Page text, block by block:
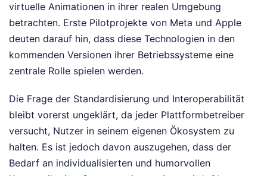
virtuelle Animationen in ihrer realen Umgebung
betrachten. Erste Pilotprojekte von Meta und Apple
deuten darauf hin, dass diese Technologien in den
kommenden Versionen ihrer Betriebssysteme eine
zentrale Rolle spielen werden.
Die Frage der Standardisierung und Interoperabilität
bleibt vorerst ungeklärt, da jeder Plattformbetreiber
versucht, Nutzer in seinem eigenen Ökosystem zu
halten. Es ist jedoch davon auszugehen, dass der
Bedarf an individualisierten und humorvollen